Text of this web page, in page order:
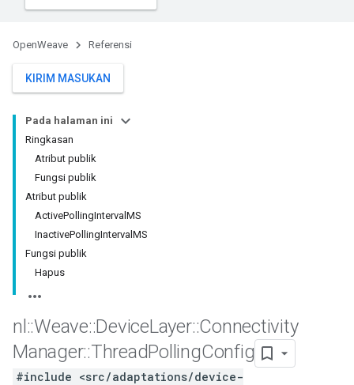
OpenWeave Referensi
KIRIM MASUKAN
Pada halaman ini
Ringkasan
Atribut publik
Fungsi publik
Atribut publik
ActivePollingIntervalMS
InactivePollingIntervalMS
Fungsi publik
Hapus
nl ::Weave::DeviceLayer::Connectivity
Manager::ThreadPollingConfig
#include <src/adaptations/device-